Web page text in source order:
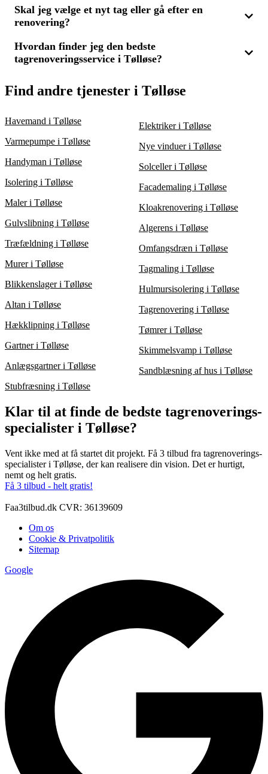
ideelle løsning til dit tag.
for at øge energieffektiviteten. Ved at få 3 tilbud kan du få
indsigt i, hvad dit tag behøver, og vælge den mest passende
Når du vælger det bedste tilbud på tagrenovering i Tølløse, er
det vigtigt ikke kun at se på prisen. Kvaliteten af det udførte
Med 3 tilbud kan du vurdere forskellige muligheder og beslutte
dig for, hvilken løsning der bedst opfylder dine behov for pris
og kvalitet.
Skal jeg vælge et nyt tag eller gå efter en
renovering?
Hvis dit tag er meget gammelt eller har større skader, kan et nyt
tag være nødvendigt frem for en renovering. Det afhænger af
renovering er det rigtige for dig.
Hvordan finder jeg den bedste
tagrenoveringsservice i Tølløse?
For at finde den bedste tagrenoveringsservice i Tølløse, bør du
sammenligne flere tilbud. Indhent 3 tilbud fra forskellige
vælge en service, som kan udføre holdbare løsninger, så dit tag
Find andre tjenester i Tølløse
Havemand i Tølløse
Varmepumpe i Tølløse
Handyman i Tølløse
Isolering i Tølløse
Maler i Tølløse
Gulvslibning i Tølløse
Træfældning i Tølløse
Murer i Tølløse
Blikkenslager i Tølløse
Altan i Tølløse
Hækklipning i Tølløse
Gartner i Tølløse
Anlægsgartner i Tølløse
Stubfræsning i Tølløse
Elektriker i Tølløse
Nye vinduer i Tølløse
Solceller i Tølløse
Facademaling i Tølløse
Kloakrenovering i Tølløse
Algerens i Tølløse
Omfangsdræn i Tølløse
Tagmaling i Tølløse
Hulmursisolering i Tølløse
Tagrenovering i Tølløse
Tømrer i Tølløse
Skimmelsvamp i Tølløse
Sandblæsning af hus i Tølløse
Klar til at finde de bedste tagrenoverings-
specialister i Tølløse?
Vent ikke med at få startet dit projekt. Få 3 tilbud fra tagrenoverings-
specialister i Tølløse, der kan realisere din vision. Det er hurtigt,
nemt og helt gratis.
Få 3 tilbud - helt gratis!
Faa3tilbud.dk CVR: 36139609
Om os
Cookie & Privatpolitik
Sitemap
Google